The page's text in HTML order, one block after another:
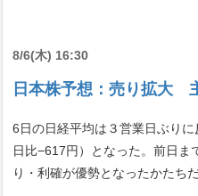
8/6(木) 16:30
日本株予想：売り拡大
6日の日経平均は３営業日ぶり
日比−617円）となった。前日ま
り・利確が優勢となったかたちだ